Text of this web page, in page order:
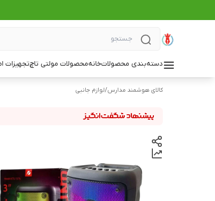
دسته‌بندی محصولاتخانهمحصولات مولتی تاچتجهیزات
کالای هوشمند مدارس/لوازم جانبی